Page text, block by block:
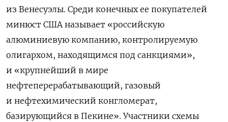
из Венесуэлы. Среди конечных ее покупателей
минюст США называет «российскую
алюминиевую компанию, контролируемую
олигархом, находящимся под санкциями»,
и «крупнейший в мире
нефтеперерабатывающий, газовый
и нефтехимический конгломерат,
базирующийся в Пекине». Участники схемы